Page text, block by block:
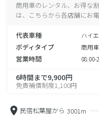
商用車のレンタル、お得な
は、こちらから各店舗にお電
代表車種 ハイ
ボディタイプ 商用車
営業時間 08:00-
6時間まで9,900円
免責補償制度1,100円
民宿松葉屋から 3001m